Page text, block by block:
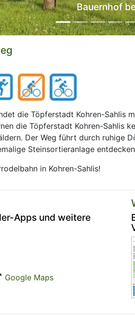
Technisches
die Töpferstadt Kohren-Sahlis
die Töpferstadt Kohren-Sahlis
Der Weg führt durch ruhige
Steinsortieranlage
in Kohren-Sahlis!
Apps und weitere
Google Maps